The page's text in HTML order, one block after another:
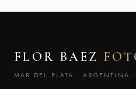
FLOR BAEZ
MAR DEL PLATA · ARGENTINA